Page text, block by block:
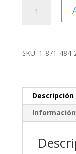
sony
dcr-
hc38,
SKU: 1-871-484-
Descripción